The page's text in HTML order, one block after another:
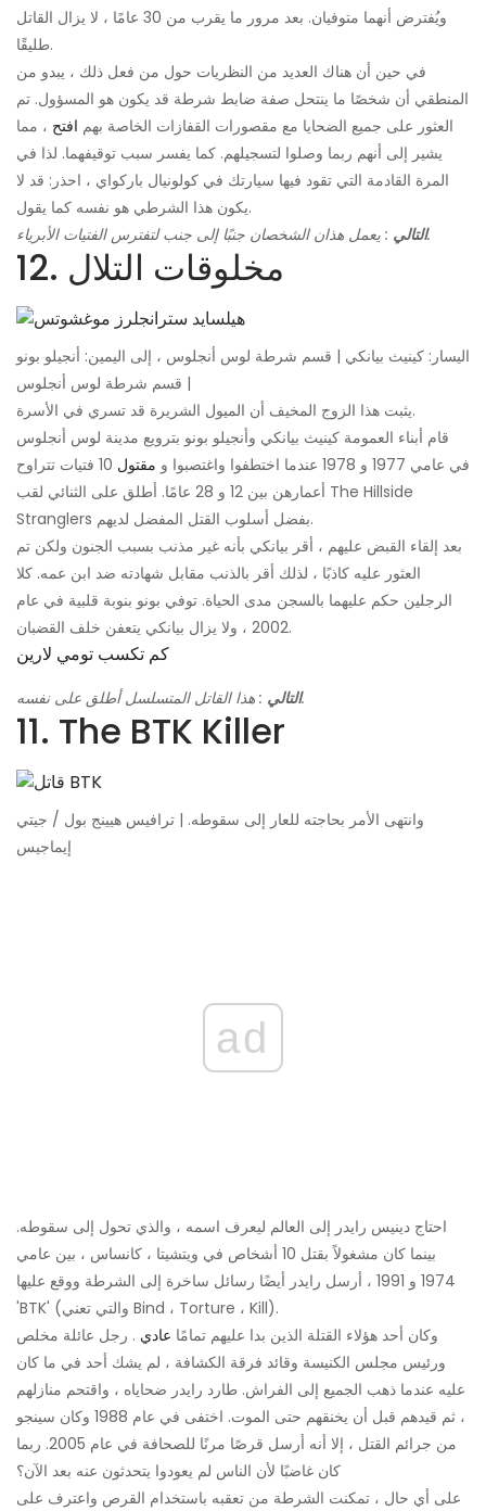
ويُفترض أنهما متوفيان. بعد مرور ما يقرب من 30 عامًا ، لا يزال القاتل
طليقًا.
في حين أن هناك العديد من النظريات حول من فعل ذلك ، يبدو من
المنطقي أن شخصًا ما ينتحل صفة ضابط شرطة قد يكون هو المسؤول. تم
العثور على جميع الضحايا مع مقصورات القفازات الخاصة بهم افتح ، مما
يشير إلى أنهم ربما وصلوا لتسجيلهم. كما يفسر سبب توقيفهما. لذا في
المرة القادمة التي تقود فيها سيارتك في كولونيال باركواي ، احذر: قد لا
يكون هذا الشرطي هو نفسه كما يقول.
التالي : يعمل هذان الشخصان جنبًا إلى جنب لتفترس الفتيات الأبرياء.
12. مخلوقات التلال
اليسار: كينيث بيانكي | قسم شرطة لوس أنجلوس ، إلى اليمين: أنجيلو بونو
| قسم شرطة لوس أنجلوس
يثبت هذا الزوج المخيف أن الميول الشريرة قد تسري في الأسرة.
قام أبناء العمومة كينيث بيانكي وأنجيلو بونو بترويع مدينة لوس أنجلوس
في عامي 1977 و 1978 عندما اختطفوا واغتصبوا و
مقتول
10 فتيات تتراوح
أعمارهن بين 12 و 28 عامًا. أطلق على الثنائي لقب The Hillside
Stranglers بفضل أسلوب القتل المفضل لديهم.
بعد إلقاء القبض عليهم ، أقر بيانكي بأنه غير مذنب بسبب الجنون ولكن تم
العثور عليه كاذبًا ، لذلك أقر بالذنب مقابل شهادته ضد ابن عمه. كلا
الرجلين حكم عليهما بالسجن مدى الحياة. توفي بونو بنوبة قلبية في عام
2002 ، ولا يزال بيانكي يتعفن خلف القضبان.
كم تكسب تومي لارين
التالي: هذا القاتل المتسلسل أطلق على نفسه.
11. The BTK Killer
وانتهى الأمر بحاجته للعار إلى سقوطه. | ترافيس هيينج بول / جيتي
إيماجيس
ad
احتاج دينيس رايدر إلى العالم ليعرف اسمه ، والذي تحول إلى سقوطه.
بينما كان مشغولاً بقتل 10 أشخاص في ويتشيتا ، كانساس ، بين عامي
1974 و 1991 ، أرسل رايدر أيضًا رسائل ساخرة إلى الشرطة ووقع عليها
'BTK' (والتي تعني Bind ، Torture ، Kill).
وكان أحد هؤلاء القتلة الذين بدا عليهم تمامًا عادي . رجل عائلة مخلص
ورئيس مجلس الكنيسة وقائد فرقة الكشافة ، لم يشك أحد في ما كان
عليه عندما ذهب الجميع إلى الفراش. طارد رايدر ضحاياه ، واقتحم منازلهم
، ثم قيدهم قبل أن يخنقهم حتى الموت. اختفى في عام 1988 وكان سينجو
من جرائم القتل ، إلا أنه أرسل قرصًا مرنًا للصحافة في عام 2005. ربما
كان غاضبًا لأن الناس لم يعودوا يتحدثون عنه بعد الآن؟
على أي حال ، تمكنت الشرطة من تعقبه باستخدام القرص واعترف على